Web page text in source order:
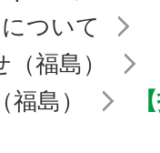
ついて
福島）
島）